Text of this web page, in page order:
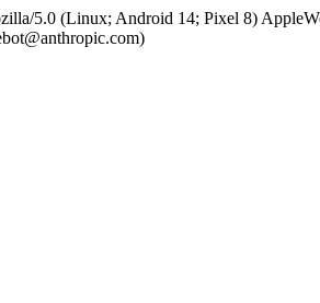
5.0 (Linux; Android 14; Pixel 8)